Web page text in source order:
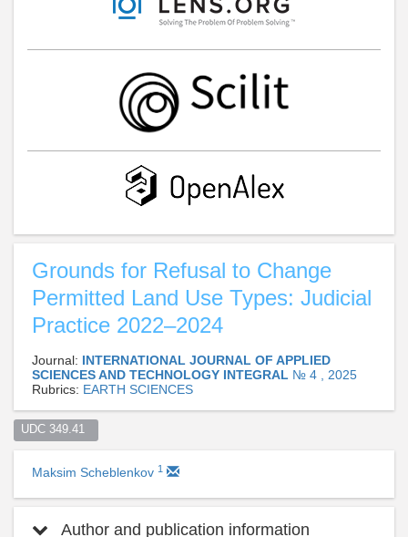
Grounds for Refusal to Change
Permitted Land Use Types: Judicial
Practice 2022–2024
Journal: INTERNATIONAL JOURNAL OF APPLIED
SCIENCES AND TECHNOLOGY INTEGRAL № 4 , 2025
Rubrics: EARTH SCIENCES
UDC 349.41
Maksim Scheblenkov 1
Author and publication information